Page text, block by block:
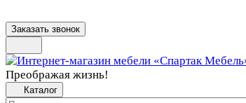
Заказать звонок
Преображая жизнь!
Каталог